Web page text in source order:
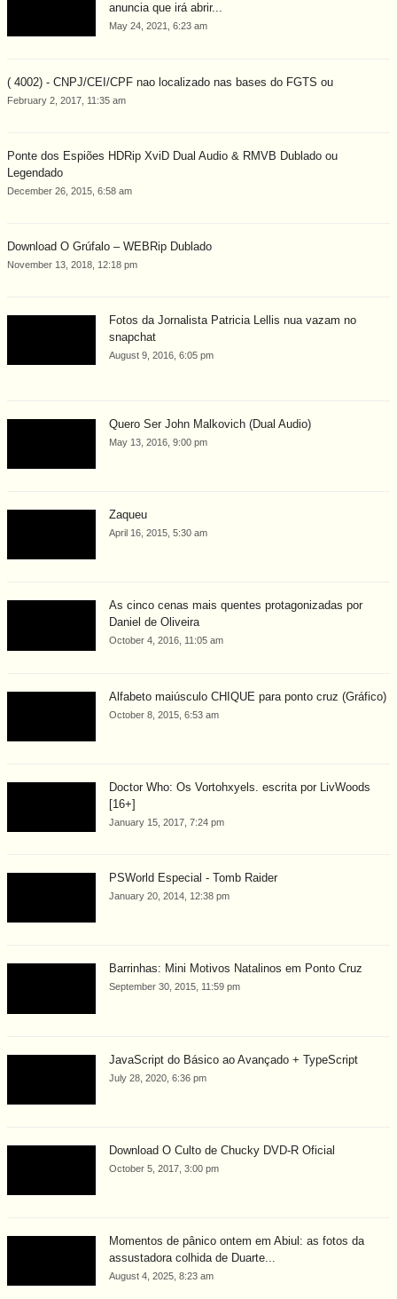
anuncia que irá abrir...
May 24, 2021, 6:23 am
( 4002) - CNPJ/CEI/CPF nao localizado nas bases do FGTS ou
February 2, 2017, 11:35 am
Ponte dos Espiões HDRip XviD Dual Audio & RMVB Dublado ou
Legendado
December 26, 2015, 6:58 am
Download O Grúfalo – WEBRip Dublado
November 13, 2018, 12:18 pm
Fotos da Jornalista Patricia Lellis nua vazam no
snapchat
August 9, 2016, 6:05 pm
Quero Ser John Malkovich (Dual Audio)
May 13, 2016, 9:00 pm
Zaqueu
April 16, 2015, 5:30 am
As cinco cenas mais quentes protagonizadas por
Daniel de Oliveira
October 4, 2016, 11:05 am
Alfabeto maiúsculo CHIQUE para ponto cruz (Gráfico)
October 8, 2015, 6:53 am
Doctor Who: Os Vortohxyels. escrita por LivWoods
[16+]
January 15, 2017, 7:24 pm
PSWorld Especial - Tomb Raider
January 20, 2014, 12:38 pm
Barrinhas: Mini Motivos Natalinos em Ponto Cruz
September 30, 2015, 11:59 pm
JavaScript do Básico ao Avançado + TypeScript
July 28, 2020, 6:36 pm
Download O Culto de Chucky DVD-R Oficial
October 5, 2017, 3:00 pm
Momentos de pânico ontem em Abiul: as fotos da
assustadora colhida de Duarte...
August 4, 2025, 8:23 am